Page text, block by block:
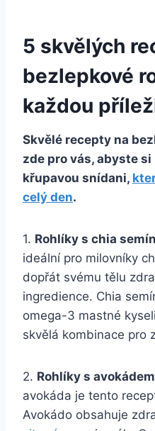
5 skvělých
bezlepkové
každou
Skvělé recepty na
zde pro vás, abyste
křupavou snídani,
celý den.
1. Rohlíky s chia
ideální pro milovníky
dopřát svému tělu
ingredience. Chia
omega-3 mastné
skvělá kombinace pro
2. Rohlíky s
avokáda je tento
Avokádo obsahuje